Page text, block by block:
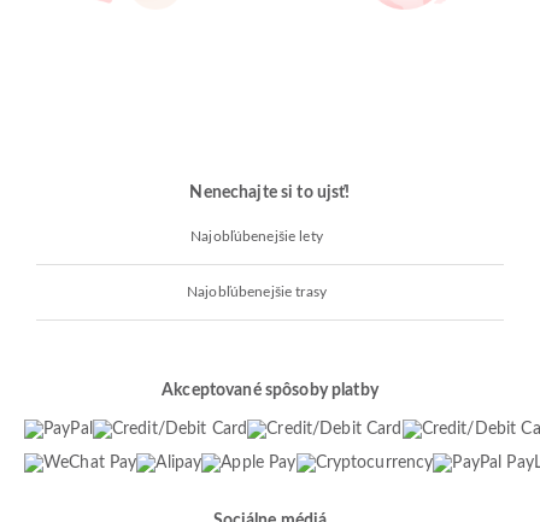
Nenechajte si to ujsť!
Najobľúbenejšie lety
Najobľúbenejšie trasy
Akceptované spôsoby platby